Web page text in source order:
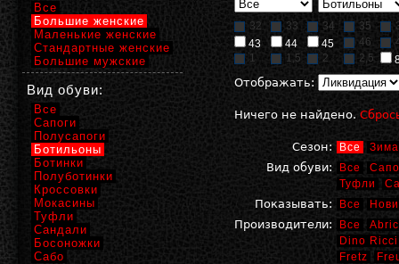
32 33 34 35
43
44 45 46
1
1,5 2 2,5
Отображать:
Ничего не найдено.
Сезон: Все Зима
Вид обуви: Все
Туфли
Показывать: Все
Производители: Все
Dino Ricci
Fretz
Все
Большие женские
Маленькие женские
Стандартные женские
Большие мужские
Вид обуви:
Все
Сапоги
Полусапоги
Ботильоны
Ботинки
Полуботинки
Кроссовки
Мокасины
Туфли
Сандали
Босоножки
Сабо